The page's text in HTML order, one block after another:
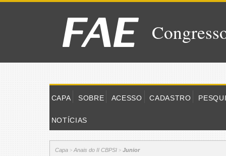
CAPA SOBRE ACESSO CADASTRO
NOTÍCIAS
Capa > Anais do II CBPSI > Junior